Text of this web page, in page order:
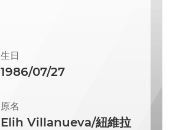
生日
1986/07/27
原名
Elih Villanueva/紐維拉